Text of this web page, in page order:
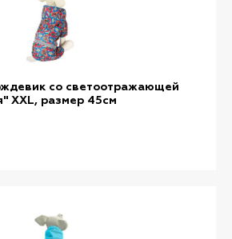
со светоотражающей
XXL, размер 45см